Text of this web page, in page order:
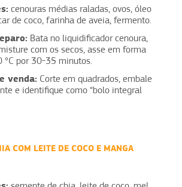
cenouras médias raladas, ovos, óleo
de coco, farinha de aveia, fermento.
Bata no liquidificador cenoura,
com os secos, asse em forma
°C por 30-35 minutos.
venda: Corte em quadrados, embale
e identifique como “bolo integral
COM LEITE DE COCO E MANGA